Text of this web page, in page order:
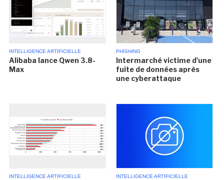
INTELLIGENCE ARTIFICIELLE
Alibaba lance Qwen 3.8-
Max
PHISHING
Intermarché victime d'une
fuite de données après
une cyberattaque
INTELLIGENCE ARTIFICIELLE INTELLIGENCE ARTIFICIELLE